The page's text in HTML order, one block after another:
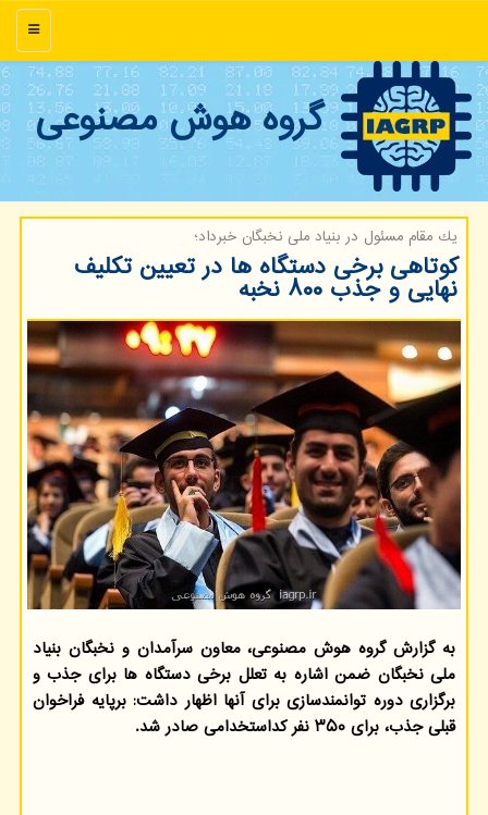
منو
گروه هوش مصنوعی
یك مقام مسئول در بنیاد ملی نخبگان خبرداد؛
کوتاهی برخی دستگاه ها در تعیین تکلیف
نهایی و جذب ۸۰۰ نخبه
به گزارش گروه هوش مصنوعی، معاون سرآمدان و نخبگان بنیاد
ملی نخبگان ضمن اشاره به تعلل برخی دستگاه ها برای جذب و
برگزاری دوره توانمندسازی برای آنها اظهار داشت: برپایه فراخوان
قبلی جذب، برای ۳۵۰ نفر کداستخدامی صادر شد.